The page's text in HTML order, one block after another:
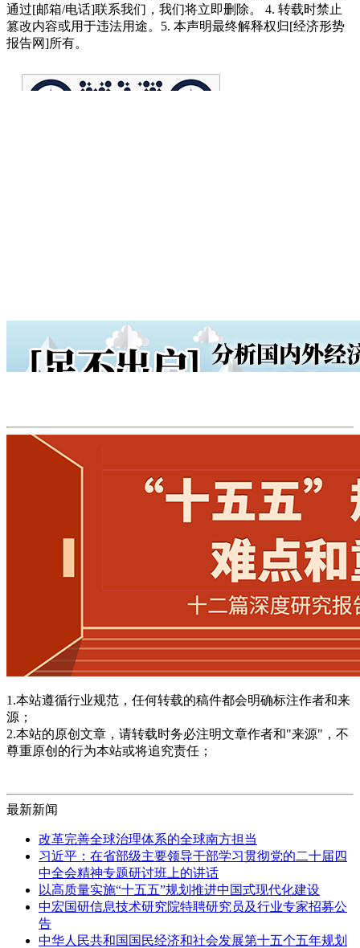
通过[邮箱/电话]联系我们，我们将立即删除。 4. 转载时禁止
篡改内容或用于违法用途。5. 本声明最终解释权归[经济形势
报告网]所有。
1.本站遵循行业规范，任何转载的稿件都会明确标注作者和来
源；
2.本站的原创文章，请转载时务必注明文章作者和"来源"，不
尊重原创的行为本站或将追究责任；
最新新闻
改革完善全球治理体系的全球南方担当
习近平：在省部级主要领导干部学习贯彻党的二十届四
中全会精神专题研讨班上的讲话
以高质量实施“十五五”规划推进中国式现代化建设
中宏国研信息技术研究院特聘研究员及行业专家招募公
告
中华人民共和国国民经济和社会发展第十五个五年规划